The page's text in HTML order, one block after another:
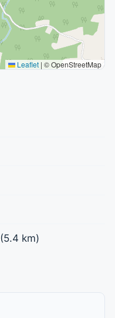
Leaflet | © OpenStreetMap
(5.4 km)